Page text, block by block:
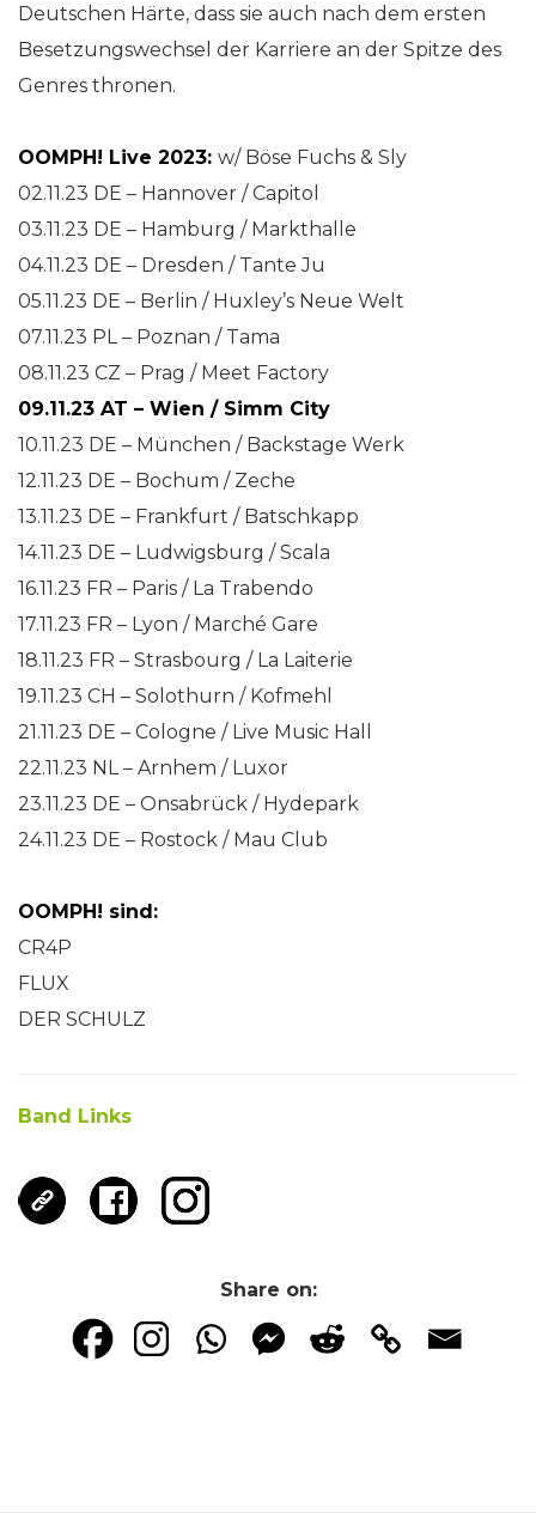
Deutschen Härte, dass sie auch nach dem ersten
Besetzungswechsel der Karriere an der Spitze des
Genres thronen.
OOMPH! Live 2023: w/ Böse Fuchs & Sly
02.11.23 DE – Hannover / Capitol
03.11.23 DE – Hamburg / Markthalle
04.11.23 DE – Dresden / Tante Ju
05.11.23 DE – Berlin / Huxley’s Neue Welt
07.11.23 PL – Poznan / Tama
08.11.23 CZ – Prag / Meet Factory
09.11.23 AT – Wien / Simm City
10.11.23 DE – München / Backstage Werk
12.11.23 DE – Bochum / Zeche
13.11.23 DE – Frankfurt / Batschkapp
14.11.23 DE – Ludwigsburg / Scala
16.11.23 FR – Paris / La Trabendo
17.11.23 FR – Lyon / Marché Gare
18.11.23 FR – Strasbourg / La Laiterie
19.11.23 CH – Solothurn / Kofmehl
21.11.23 DE – Cologne / Live Music Hall
22.11.23 NL – Arnhem / Luxor
23.11.23 DE – Onsabrück / Hydepark
24.11.23 DE – Rostock / Mau Club
OOMPH! sind:
CR4P
FLUX
DER SCHULZ
Band Links
Share on: